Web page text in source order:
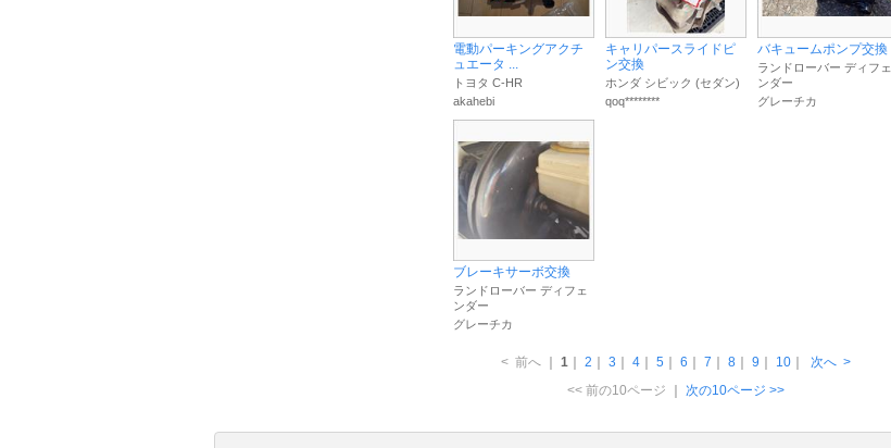
電動パーキングアクチ
ュエータ ...
トヨタ C-HR
akahebi
キャリパースライドピ
ン交換
ホンダ シビック (セダン)
qoq********
バキュームポンプ交換
ランドローバー ディフェ
ンダー
グレーチカ
ブレーキサーボ交換
ランドローバー ディフェ
ンダー
グレーチカ
< 前へ 1 2 3 4 5 6 7 8 9 10 次へ >
<< 前の10ページ
次の10ページ >>